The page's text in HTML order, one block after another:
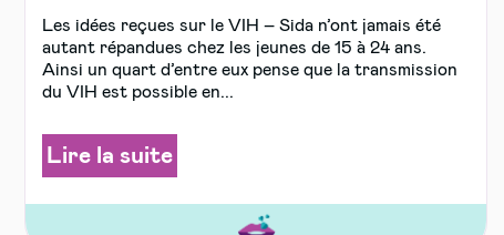
Les idées reçues sur le VIH – Sida n’ont jamais été
autant répandues chez les jeunes de 15 à 24 ans.
Ainsi un quart d’entre eux pense que la transmission
du VIH est possible en...
Lire la suite